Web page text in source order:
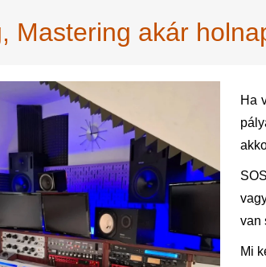
Mastering akár
Ha
van
Mi